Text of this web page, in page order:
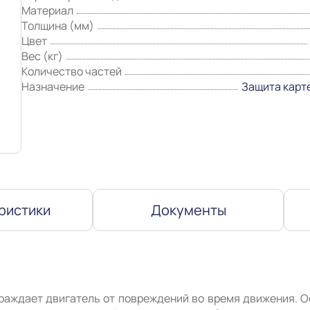
Материал
Толщина (мм)
Цвет
Вес (кг)
Количество частей
Назначение
Защита
Документы
двигатель от повреждений во время движения.